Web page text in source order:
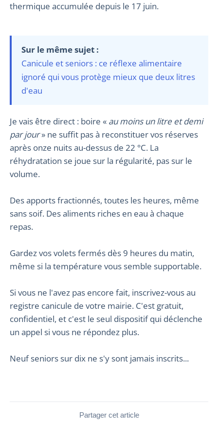
thermique accumulée depuis le 17 juin.
Sur le même sujet :
Canicule et seniors : ce réflexe alimentaire
ignoré qui vous protège mieux que deux litres
d'eau
Je vais être direct : boire « au moins un litre et demi
par jour» ne suffit pas à reconstituer vos réserves
après onze nuits au-dessus de 22 °C. La
réhydratation se joue sur la régularité, pas sur le
volume.
Des apports fractionnés, toutes les heures, même
sans soif. Des aliments riches en eau à chaque
repas.
Gardez vos volets fermés dès 9 heures du matin,
même si la température vous semble supportable.
Si vous ne l'avez pas encore fait, inscrivez-vous au
registre canicule de votre mairie. C'est gratuit,
confidentiel, et c'est le seul dispositif qui déclenche
un appel si vous ne répondez plus.
Neuf seniors sur dix ne s'y sont jamais inscrits...
Partager cet article